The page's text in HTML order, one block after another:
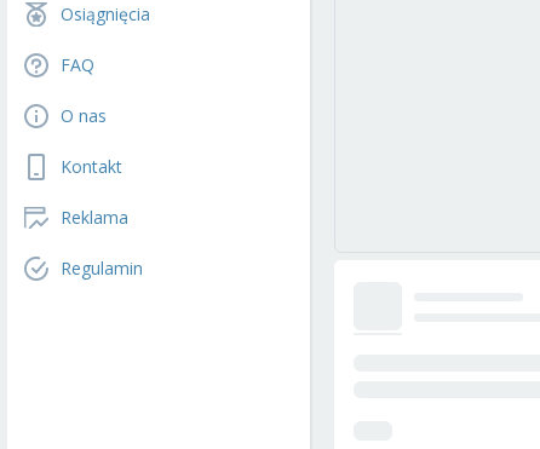
Osiągnięcia
FAQ
O nas
Kontakt
Reklama
Regulamin